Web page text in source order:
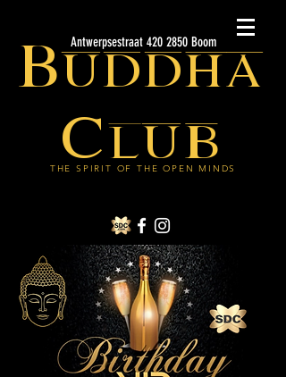
Buddha
Club
THE SPIRIT OF THE OPEN MINDS
Antwerpsestraat 420 2850 Boom